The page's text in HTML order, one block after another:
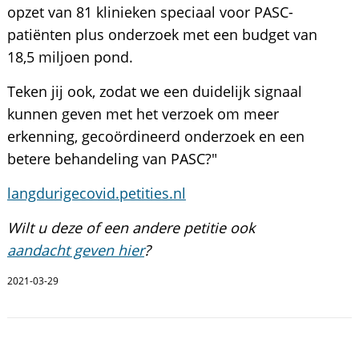
opzet van 81 klinieken speciaal voor PASC-
patiënten plus onderzoek met een budget van
18,5 miljoen pond.
Teken jij ook, zodat we een duidelijk signaal
kunnen geven met het verzoek om meer
erkenning, gecoördineerd onderzoek en een
betere behandeling van PASC?"
langdurigecovid.petities.nl
Wilt u deze of een andere petitie ook
aandacht geven hier?
2021-03-29